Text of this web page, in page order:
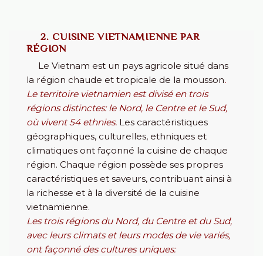
2. CUISINE VIETNAMIENNE PAR
RÉGION
Le Vietnam est un pays agricole situé dans
la région chaude et tropicale de la mousson.
Le territoire vietnamien est divisé en trois
régions distinctes: le Nord, le Centre et le Sud,
où vivent 54 ethnies. Les caractéristiques
géographiques, culturelles, ethniques et
climatiques ont façonné la cuisine de chaque
région. Chaque région possède ses propres
caractéristiques et saveurs, contribuant ainsi à
la richesse et à la diversité de la cuisine
vietnamienne.
Les trois régions du Nord, du Centre et du Sud,
avec leurs climats et leurs modes de vie variés,
ont façonné des cultures uniques: